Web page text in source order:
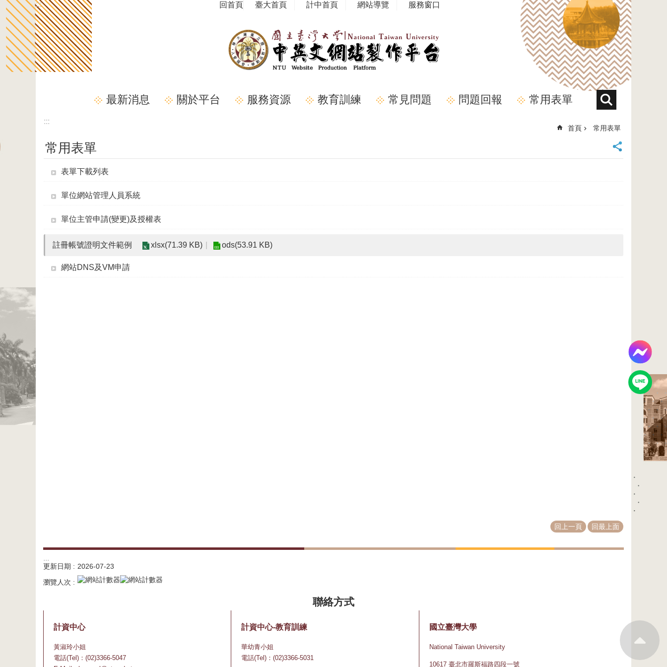
跳到主要內容區塊
::: 回首頁 臺大首頁 計中首頁 網站導覽 服務窗口
最新消息 關於平台 服務資源 教育訓練 常見問題 問題回報 常用表單
:::
首頁 常用表單
常用表單
表單下載列表
單位網站管理人員系統
單位主管申請(變更)及授權表
註冊帳號證明文件範例 xlsx(71.39 KB) ods(53.91 KB)
網站DNS及VM申請
回上一頁 回最上面
:::
更新日期
2026-07-23
瀏覽人次
計資中心
黃淑玲小姐
電話(Tel)：(02)3366-5047
計資中心-教育訓練
華幼青小姐
電話(Tel)：(02)3366-5031
國立臺灣大學
National Taiwan University
10617 臺北市羅斯福路四段一號